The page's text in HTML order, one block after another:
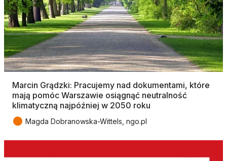
Marcin Grądzki: Pracujemy nad dokumentami, które
mają pomóc Warszawie osiągnąć neutralność
klimatyczną najpóźniej w 2050 roku
● Magda Dobranowska-Wittels, ngo.pl